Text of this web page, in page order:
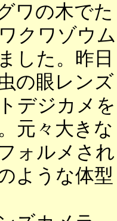
ワの木でた
クワゾウム
した。昨日
の眼レンズ
デジカメを
元々大きな
ォルメされ
ような体型